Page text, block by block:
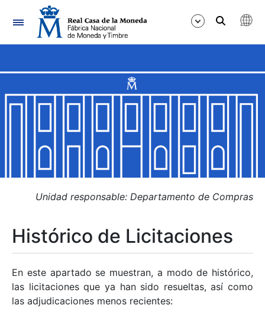
Navegación
Mostrar/Ocultar
Mostrar/Ocultar
Mostrar/Ocultar
Mostrar/Ocultar
Mostrar/Ocultar
Unidad responsable: Departamento de Compras
Histórico de Licitaciones
En este apartado se muestran, a modo de histórico,
las licitaciones que ya han sido resueltas, así como
las adjudicaciones menos recientes: